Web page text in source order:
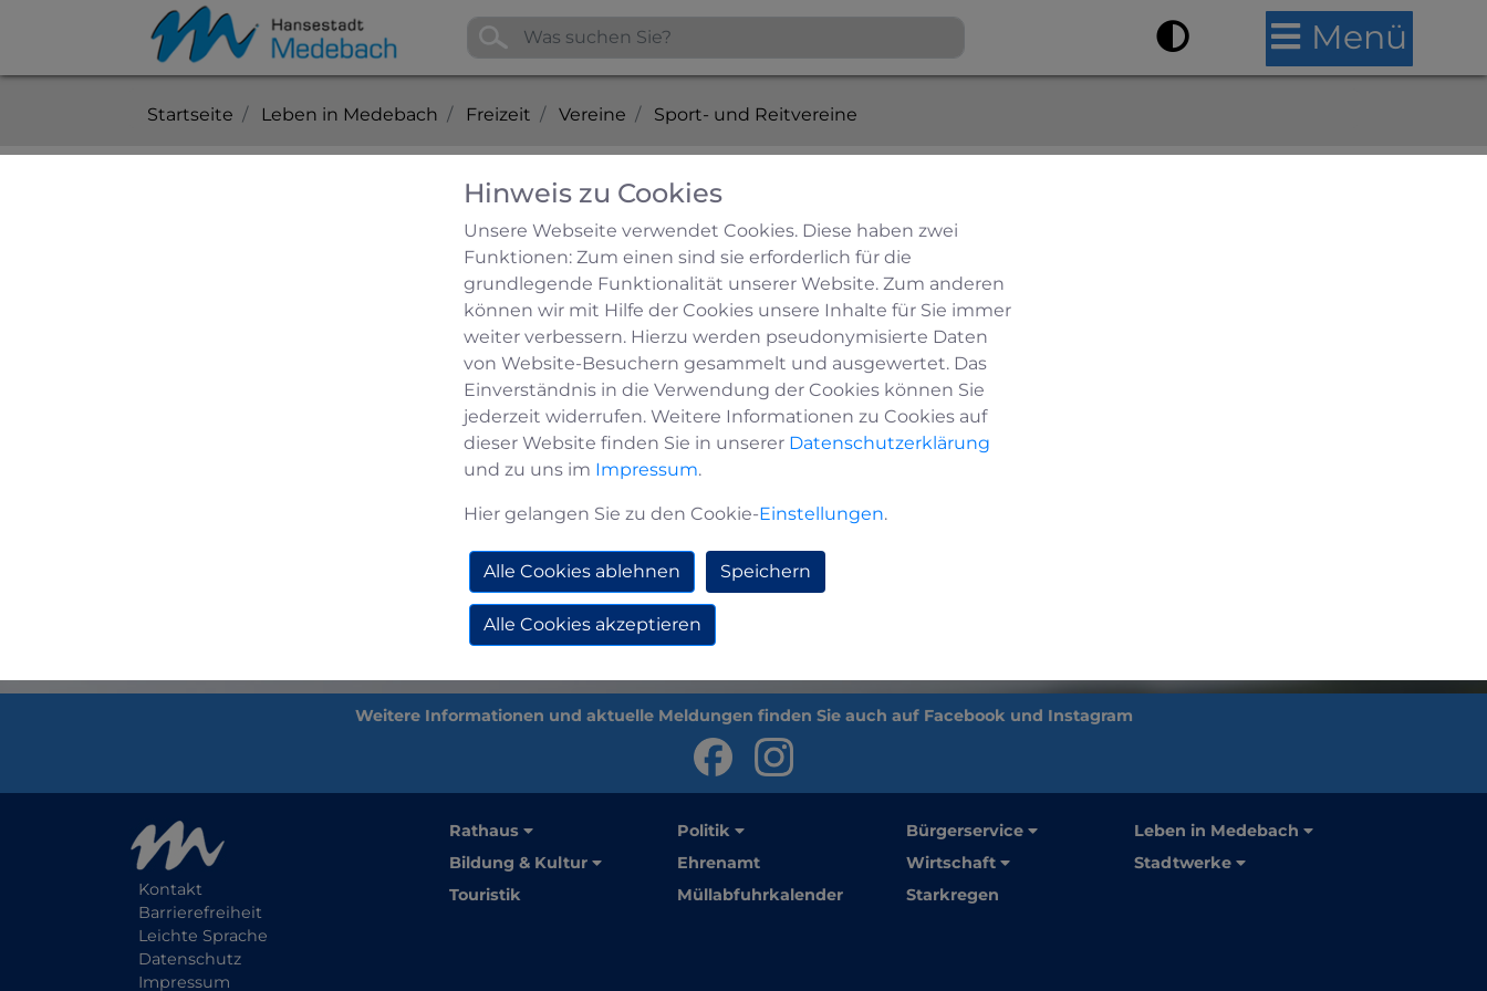
Menü
Startseite Leben in Medebach Freizeit Vereine Sport- und Reitvereine
Sport- und Reitvereine
Kontakt
Barrierefreiheit
Leichte Sprache
Datenschutz
Impressum
Rathaus Politik Bürgerservice
Leben in Medebach
Bildung & Kultur
Ehrenamt Wirtschaft
Stadtwerke
Touristik
Müllabfuhrkalender Starkregen
Hinweis zu Cookies
Unsere Webseite verwendet Cookies. Diese haben zwei
Funktionen: Zum einen sind sie erforderlich für die
grundlegende Funktionalität unserer Website. Zum anderen
können wir mit Hilfe der Cookies unsere Inhalte für Sie immer
weiter verbessern. Hierzu werden pseudonymisierte Daten
von Website-Besuchern gesammelt und ausgewertet. Das
Einverständnis in die Verwendung der Cookies können Sie
jederzeit widerrufen. Weitere Informationen zu Cookies auf
dieser Website finden Sie in unserer Datenschutzerklärung
und zu uns im Impressum.
Hier gelangen Sie zu den Cookie-Einstellungen.
Alle Cookies ablehnen Speichern
Alle Cookies akzeptieren